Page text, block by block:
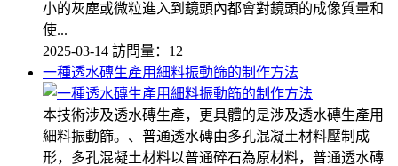
小的灰塵或微粒進入到鏡頭內都會對鏡頭的成像質量和
使...
2025-03-14 訪問量：12
一種透水磚生產用細料振動篩的制作方法
本技術涉及透水磚生產，更具體的是涉及透水磚生產用
細料振動篩。、普通透水磚由多孔混凝土材料壓制成
形，多孔混凝土材料以普通碎石為原材料，普通透水磚